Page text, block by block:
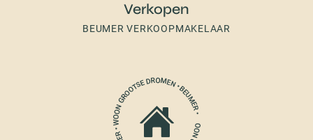
Verkopen
BEUMER VERKOOPMAKELAAR